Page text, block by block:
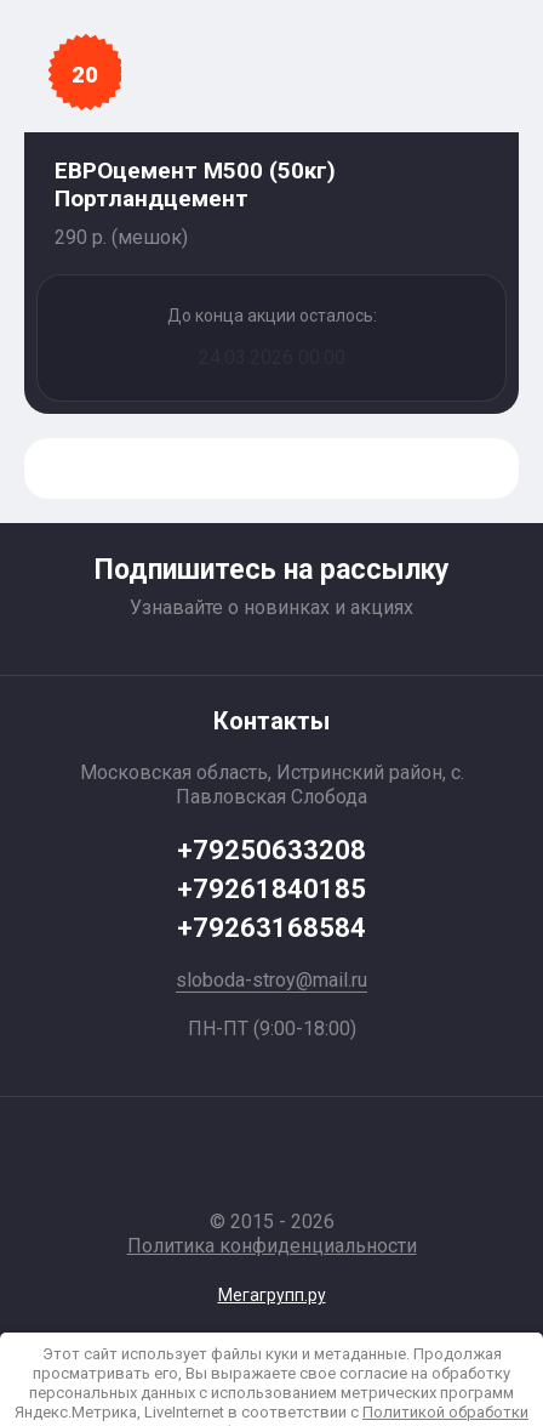
20
ЕВРОцемент М500 (50кг)
Портландцемент
290 р. (мешок)
До конца акции осталось:
Подпишитесь на рассылку
Узнавайте о новинках и акциях
Контакты
Московская область, Истринский район, с.
Павловская Слобода
+79250633208
+79261840185
+79263168584
sloboda-stroy@mail.ru
ПН-ПТ (9:00-18:00)
© 2015 - 2026
Политика конфиденциальности
Мегагрупп.ру
Этот сайт использует файлы куки и метаданные. Продолжая
просматривать его, Вы выражаете свое согласие на обработку
персональных данных с использованием метрических программ
Яндекс.Метрика, LiveInternet в соответствии с Политикой обработки